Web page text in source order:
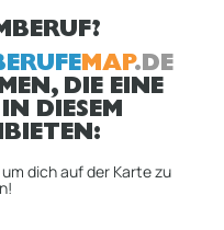
MAP.DE
DIE EINE
DIESEM
dich auf der Karte zu